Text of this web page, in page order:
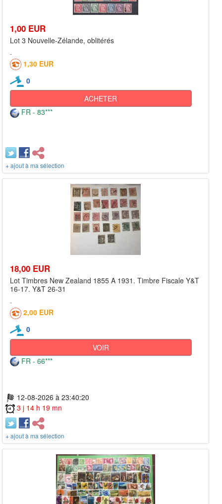
1,00 EUR
Lot 3 Nouvelle-Zélande, oblitérés
1,30 EUR
0
ACHETER
FR - 83***
+ ajout à ma sélection
18,00 EUR
Lot Timbres New Zealand 1855 A 1931. Timbre Fiscale Y&T
16-17. Y&T 26-31
2,00 EUR
0
VOIR
FR - 66***
12-08-2026 à 23:40:20
3 j 14 h 19 mn
+ ajout à ma sélection